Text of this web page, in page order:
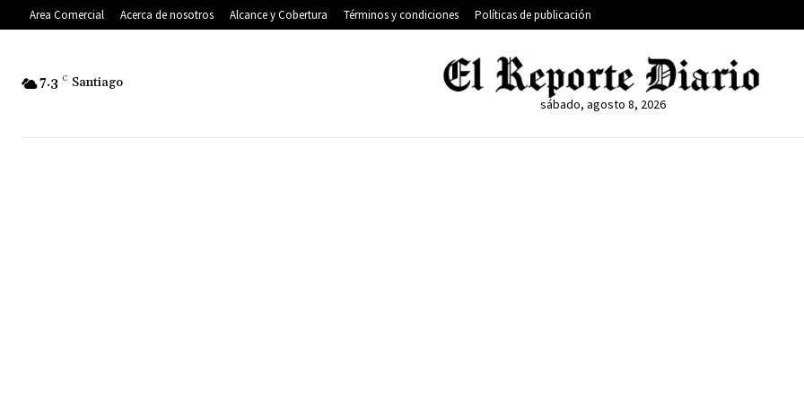
Area Comercial Acerca de nosotros Alcance y Cobertura Términos y condiciones Políticas de publicación
7.3 C Santiago
sábado, agosto 8, 2026